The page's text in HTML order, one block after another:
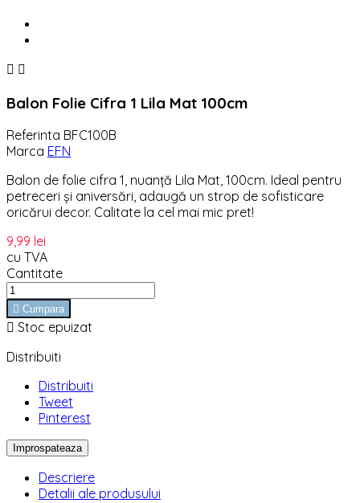
 
Balon Folie Cifra 1 Lila Mat 100cm
Referinta BFC100B
Marca EFN
Balon de folie cifra 1, nuanță Lila Mat, 100cm. Ideal pentru
petreceri și aniversări, adaugă un strop de sofisticare
oricărui decor. Calitate la cel mai mic pret!
9,99 lei
cu TVA
Cantitate
 Cumpara
 Stoc epuizat
Distribuiti
Distribuiti
Tweet
Pinterest
Descriere
Detalii ale produsului